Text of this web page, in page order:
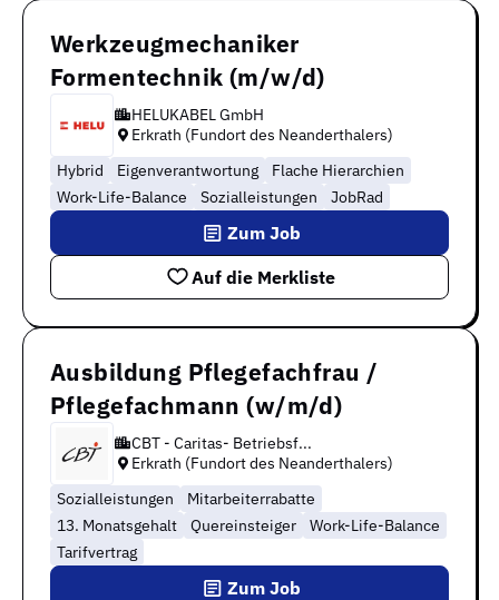
Werkzeugmechaniker
Formentechnik (m/w/d)
HELUKABEL GmbH
Erkrath (Fundort des Neanderthalers)
Hybrid
Eigenverantwortung
Flache Hierarchien
Work-Life-Balance
Sozialleistungen JobRad
Auf die Merkliste
Zum Job
Ausbildung Pflegefachfrau /
Pflegefachmann (w/m/d)
CBT - Caritas- Betriebsf...
Erkrath (Fundort des Neanderthalers)
Sozialleistungen
Mitarbeiterrabatte
13. Monatsgehalt
Quereinsteiger
Work-Life-Balance
Tarifvertrag
Zum Job